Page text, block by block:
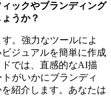
ックやブランディング
うか？
。強力なツールによ
ジュアルを簡単に作成
では、直感的なAI描
がいかにブランディ
紹介します。あなたは